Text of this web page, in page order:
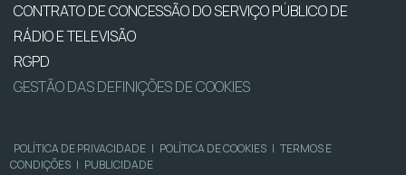
CONTRATO DE CONCESSÃO DO SERVIÇO PÚBLICO DE
RÁDIO E TELEVISÃO
RGPD
GESTÃO DAS DEFINIÇÕES DE COOKIES
POLÍTICA DE PRIVACIDADE | POLÍTICA DE COOKIES | TERMOS E
CONDIÇÕES | PUBLICIDADE